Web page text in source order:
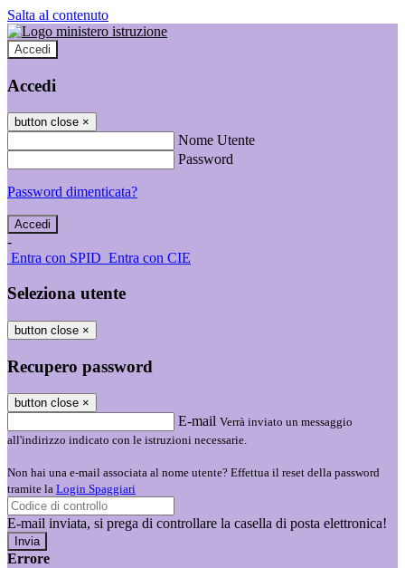
Salta al contenuto
Accedi
Accedi
button close ×
Nome Utente
Password
Password dimenticata?
-
Entra con SPID Entra con CIE
Seleziona utente
button close ×
Recupero password
button close ×
E-mail Verrà inviato un messaggio
all'indirizzo indicato con le istruzioni necessarie.
Non hai una e-mail associata al nome utente? Effettua il reset della password
tramite la Login Spaggiari
E-mail inviata, si prega di controllare la casella di posta elettronica!
Errore